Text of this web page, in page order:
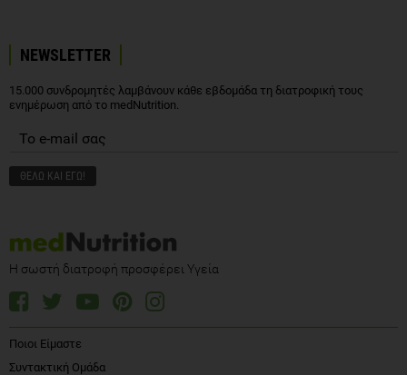
NEWSLETTER
15.000 συνδρομητές λαμβάνουν κάθε εβδομάδα τη διατροφική τους
ενημέρωση από το medNutrition.
Η σωστή διατροφή προσφέρει Υγεία
Ποιοι Είμαστε
Συντακτική Ομάδα